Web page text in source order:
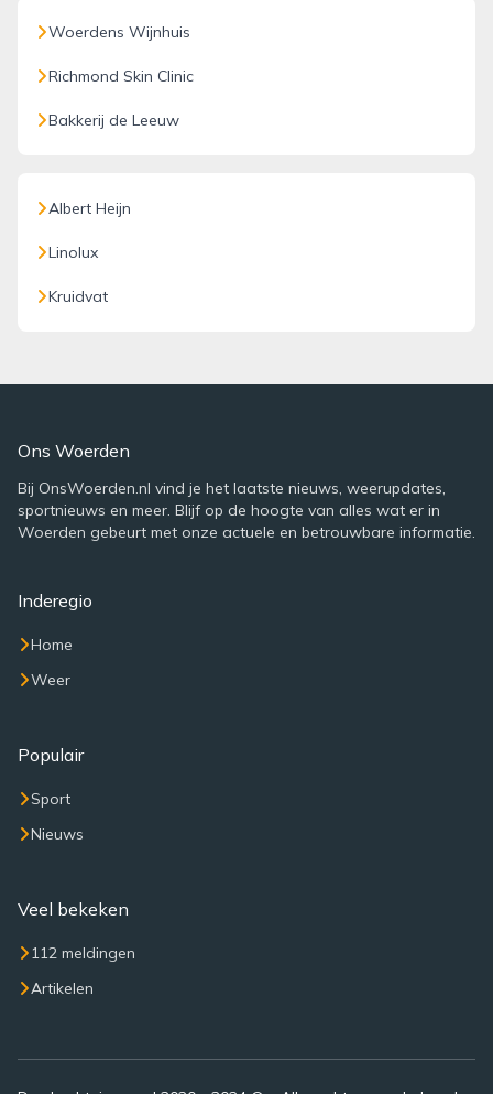
Woerdens Wijnhuis
Richmond Skin Clinic
Bakkerij de Leeuw
Albert Heijn
Linolux
Kruidvat
Ons Woerden
Bij OnsWoerden.nl vind je het laatste nieuws, weerupdates,
sportnieuws en meer. Blijf op de hoogte van alles wat er in
Woerden gebeurt met onze actuele en betrouwbare informatie.
Inderegio
Home
Weer
Populair
Sport
Nieuws
Veel bekeken
112 meldingen
Artikelen